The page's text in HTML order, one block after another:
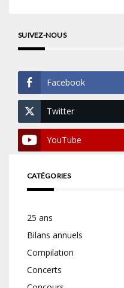
SUIVEZ-NOUS
Facebook
Twitter
YouTube
CATÉGORIES
25 ans
Bilans annuels
Compilation
Concerts